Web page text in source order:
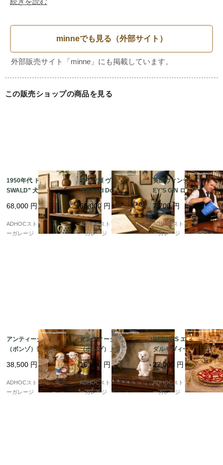
・アール・デコ調のシンプルでモダンなデザイン。
・インテリアとして額装して飾るのはもちろん、コースター
や小物置きとしても活用可能。
・他の花柄タイルと組み合わせることで、アンティークコレ
クションの中にアクセントを加えられます。
ル・デコへの移行期 に特徴的な「自然モチーフの幾何学
化」の典型例といえます。※AIによる調査を参考にしていま
す。
この販売ショップの商品を見る
1950年代 ドイツ製 “O
SWALD” 犬型アイクロ
ック 木製 目玉時計｜ヴ
ィンテージ機械式置時
計 高さ11cm
68,000 円
ADHOCストア・イエロ
ーガレージ
ドイツ製 ヴィンテージ
“Oswald Dog Clock”
犬型目玉時計｜1920〜
1940年代 アンティーク
置時計 高さ11cm
68,000 円
ADHOCストア・イエロ
ーガレージ
英国ヴィンテージ GILB
EY’S GIN ロゴ入り陶器
ピッチャー（ブルー）
｜アンティーク水差
し・フラワーベース
7,700円
ADHOCストア・イエロ
ーガレージ
アンティーク BONZO
（ボンゾ）音楽隊フィ
ギュア3体セット 日本
製 ビスク陶器 1930年
代ヴィンテージ
38,500 円
ADHOCストア・イエロ
ーガレージ
アンティーク「BONZO
（ボンゾ）」フレンチ
ブルドッグ陶器フィギ
ュア（1920年代・ドイ
ツ製）
16,500 円
ADHOCストア・イエロ
ーガレージ
HERMÈS エルメス “ガ
ダルキヴィール” デザ
ートプレート 21cm 赤
幾何学模様
22,000 円
ADHOCストア・イエロ
ーガレージ